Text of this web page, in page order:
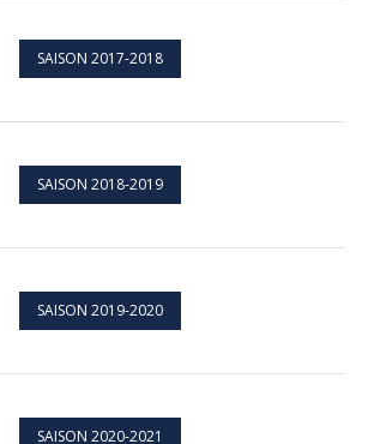
SAISON 2017-2018
SAISON 2018-2019
SAISON 2019-2020
SAISON 2020-2021